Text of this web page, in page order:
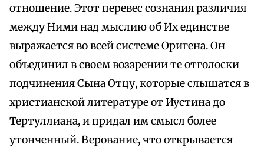
отношение. Этот перевес сознания различия
между Ними над мыслию об Их единстве
выражается во всей системе Оригена. Он
объединил в своем воззрении те отголоски
подчинения Сына Отцу, которые слышатся в
христианской литературе от Иустина до
Тертуллиана, и придал им смысл более
утонченный. Верование, что открывается